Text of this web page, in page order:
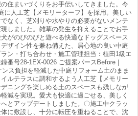
住まいづくりをお手伝いしてきました。今
に人工芝【メモリーターフ】を採用。美しい
なく、芝刈りや水やりの必要がないメンテ
しました。雑草の発生を抑えることでお手
がのびのびと遊べる快適なドッグスペース
ザイン性を兼ね備えた、居心地の良い中庭
ン・打ち合わせ・施工管理担当：植田1級エ
番号28-1EX-0026 ご提案パースBefore｜
ス負担を軽減した中庭リフォーム土のまま
ルテラスに調和するよう人工芝【メモリー
ニングを楽しめる土のスペースも残しなが
減を実現。愛犬も快適に過ごせる、美しく
とアップデートしました。〇施工中クラッ
に敷設し、十分に転圧を重ねることで、沈